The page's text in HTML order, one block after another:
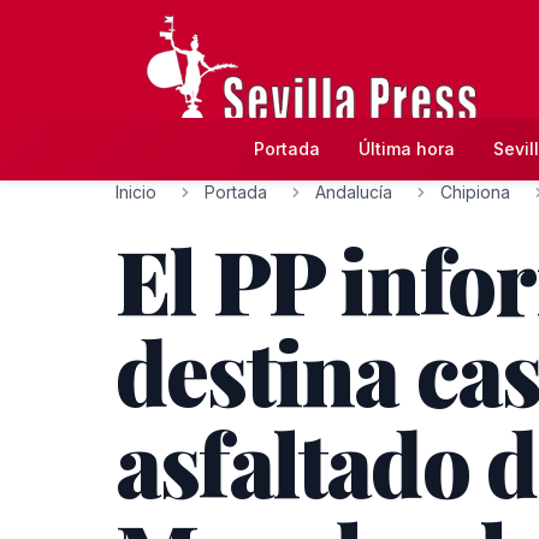
Portada Última hora
Inicio Portada Andalucía Chipiona
El PP
destina
asfaltado